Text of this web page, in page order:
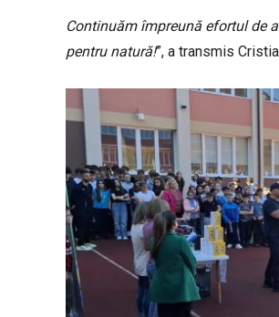
Continuăm împreună efortul de
pentru natură!”, a transmis